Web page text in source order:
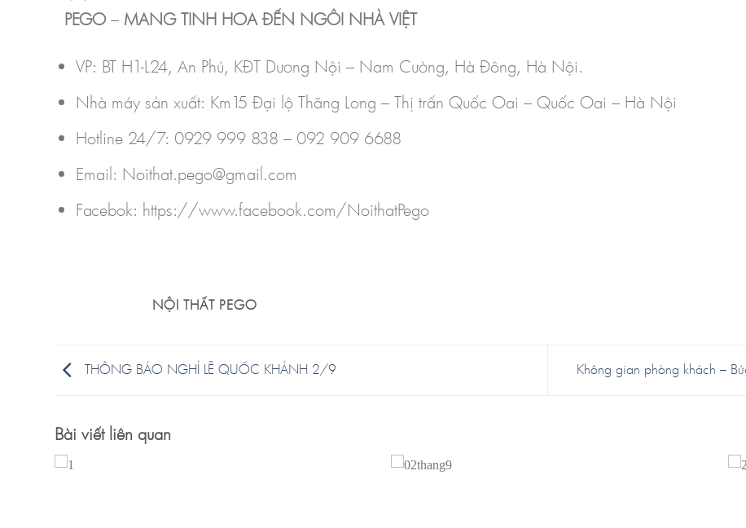
PEGO – MANG TINH HOA ĐẾN NGÔI NHÀ VIỆT
VP: BT H1-L24, An Phú, KĐT Dương Nội – Nam Cường, Hà Đông, Hà Nội.
Nhà máy sản xuất: Km15 Đại lộ Thăng Long – Thị trấn Quốc Oai – Quốc Oai – Hà Nội
Hotline 24/7: 0929 999 838 – 092 909 6688
Email: Noithat.pego@gmail.com
Facebok: https://www.facebook.com/NoithatPego
NỘI THẤT PEGO
THÔNG BÁO NGHỈ LỄ QUỐC KHÁNH 2/9 Không gian phòng khách –
Bài viết liên quan